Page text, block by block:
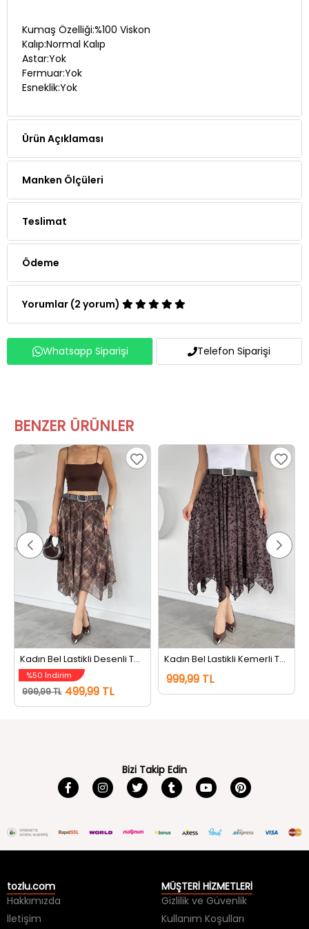
Kumaş Özelliği:%100 Viskon
Kalıp:Normal Kalıp
Astar:Yok
Fermuar:Yok
Esneklik:Yok
Ürün Açıklaması
Manken Ölçüleri
Teslimat
Ödeme
Yorumlar (2 yorum)
Whatsapp Siparişi Telefon Siparişi
BENZER ÜRÜNLER
Kadın Bel Lastikli Desenli Tül Etek Kahve
%50 İndirim
999,99 TL 499,99 TL
Kadın Bel Lastikli Kemerli Tül Flog Etek Kahve
999,99 TL
Bizi Takip Edin
tozlu.com
Hakkımızda
İletişim
MÜŞTERİ HİZMETLERİ
Gizlilik ve Güvenlik
Kullanım Koşulları